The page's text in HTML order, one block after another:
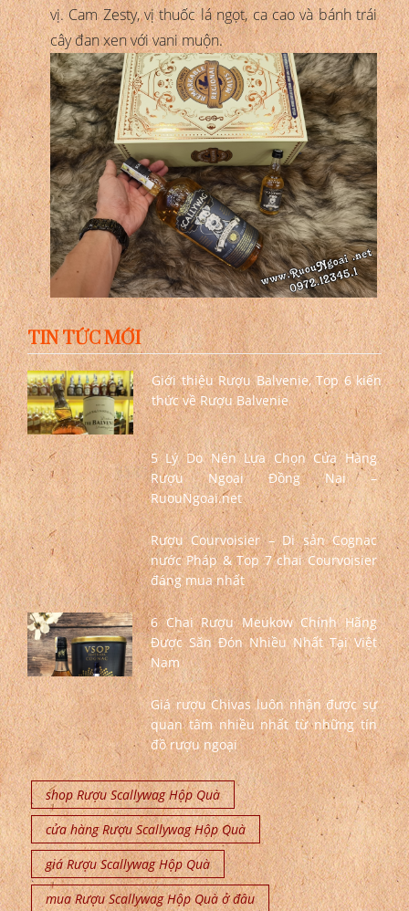
vị. Cam Zesty, vị thuốc lá ngọt, ca cao và bánh trái
cây đan xen với vani muộn.
TIN TỨC MỚI
Giới thiệu Rượu Balvenie, Top 6 kiến
thức về Rượu Balvenie
5 Lý Do Nên Lựa Chọn Cửa Hàng
Rượu Ngoại Đồng Nai –
RuouNgoai.net
Rượu Courvoisier – Di sản Cognac
nước Pháp & Top 7 chai Courvoisier
đáng mua nhất
6 Chai Rượu Meukow Chính Hãng
Được Săn Đón Nhiều Nhất Tại Việt
Nam
Giá rượu Chivas luôn nhận được sự
quan tâm nhiều nhất từ những tín
đồ rượu ngoại
shop Rượu Scallywag Hộp Quà
cửa hàng Rượu Scallywag Hộp Quà
giá Rượu Scallywag Hộp Quà
mua Rượu Scallywag Hộp Quà ở đâu